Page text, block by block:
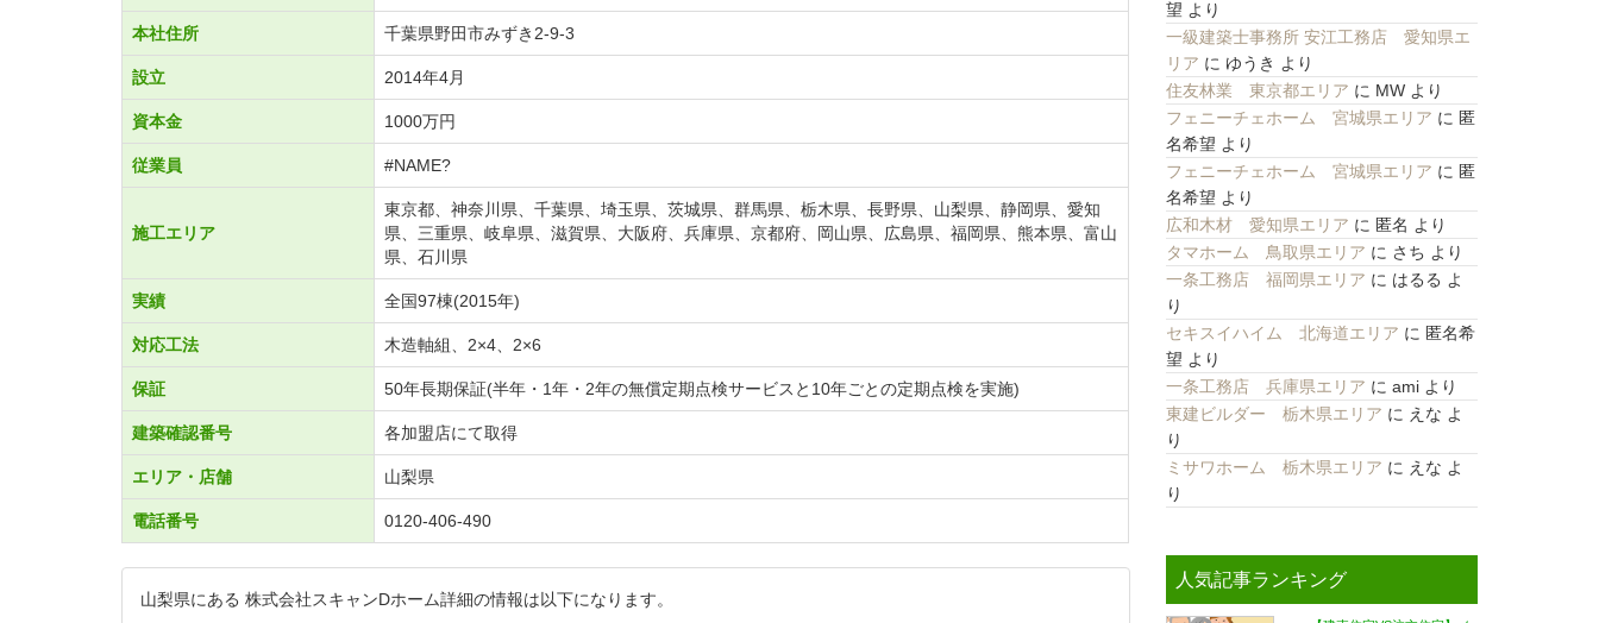
本社住所 千葉県野田市みずき2-9-3
設立 2014年4月
資本金 1000万円
従業員 #NAME?
施工エリア
東京都、神奈川県、千葉県、埼玉県、茨城県、群馬県、栃木県、長野県、山梨県、静岡県、愛知
県、三重県、岐阜県、滋賀県、大阪府、兵庫県、京都府、岡山県、広島県、福岡県、熊本県、富山
県、石川県
実績 全国97棟(2015年)
対応工法 木造軸組、2×4、2×6
保証 50年長期保証(半年・1年・2年の無償定期点検サービスと10年ごとの定期点検を実施)
建築確認番号 各加盟店にて取得
エリア・店舗 山梨県
電話番号 0120-406-490
山梨県にある 株式会社スキャンDホーム詳細の情報は以下になります。
望 より
一級建築士事務所 安江工務店 愛知県エ
リア に ゆうき より
住友林業 東京都エリア に MWより
フェニーチェホーム 宮城県エリア に 匿
名希望 より
フェニーチェホーム 宮城県エリア に 匿
名希望 より
広和木材 愛知県エリア に 匿名 より
タマホーム 鳥取県エリア に さち より
一条工務店 福岡県エリア に はるる よ
り
セキスイハイム 北海道エリア に 匿名希
望 より
一条工務店 兵庫県エリア に amiより
東建ビルダー 栃木県エリア に えな よ
り
ミサワホーム 栃木県エリア に えな よ
り
人気記事ランキング